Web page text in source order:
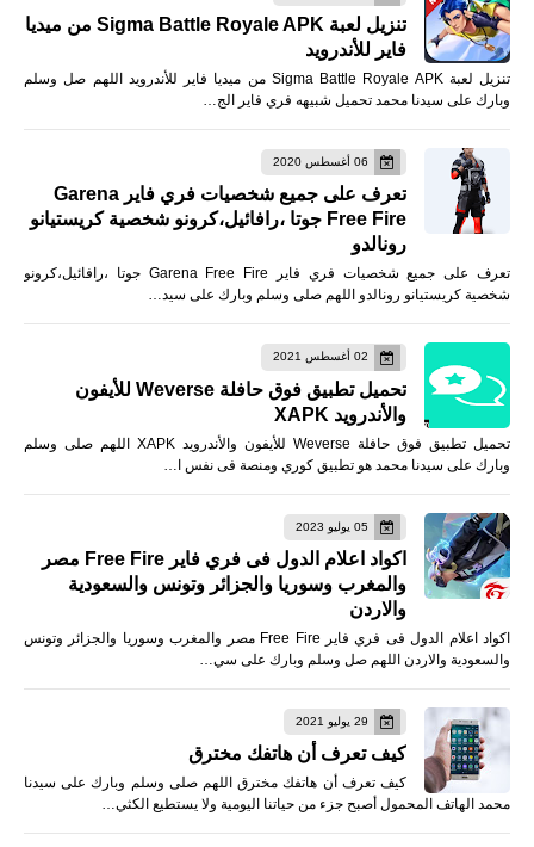
تنزيل لعبة Sigma Battle Royale APK من ميديا
فاير للأندرويد
تنزيل لعبة Sigma Battle Royale APK من ميديا فاير للأندرويد اللهم صل وسلم
وبارك على سيدنا محمد تحميل شبيهه فري فاير الج…
06 أغسطس 2020
تعرف على جميع شخصيات فري فاير Garena
Free Fire جوتا ،رافائيل،كرونو شخصية كريستيانو
رونالدو
تعرف على جميع شخصيات فري فاير Garena Free Fire جوتا ،رافائيل،كرونو
شخصية كريستيانو رونالدو اللهم صلى وسلم وبارك على سيد…
02 أغسطس 2021
تحميل تطبيق فوق حافلة Weverse للأيفون
والأندرويد XAPK
تحميل تطبيق فوق حافلة Weverse للأيفون والأندرويد XAPK اللهم صلى وسلم
وبارك على سيدنا محمد هو تطبيق كوري ومنصة فى نفس ا…
05 يوليو 2023
اكواد اعلام الدول فى فري فاير Free Fire مصر
والمغرب وسوريا والجزائر وتونس والسعودية
والاردن
اكواد اعلام الدول فى فري فاير Free Fire مصر والمغرب وسوريا والجزائر وتونس
والسعودية والاردن اللهم صل وسلم وبارك على سي…
29 يوليو 2021
كيف تعرف أن هاتفك مخترق
كيف تعرف أن هاتفك مخترق اللهم صلى وسلم وبارك على سيدنا
محمد الهاتف المحمول أصبح جزء من حياتنا اليومية ولا يستطيع الكثي…